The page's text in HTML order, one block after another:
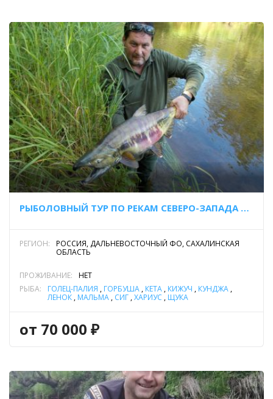
РЫБОЛОВНЫЙ ТУР ПО РЕКАМ СЕВЕРО-ЗАПАДА САХАЛИНА.
РЕГИОН:
РОССИЯ, ДАЛЬНЕВОСТОЧНЫЙ ФО, САХАЛИНСКАЯ
ОБЛАСТЬ
ПРОЖИВАНИЕ:
НЕТ
РЫБА:
ГОЛЕЦ-ПАЛИЯ , ГОРБУША , КЕТА , КИЖУЧ , КУНДЖА ,
ЛЕНОК , МАЛЬМА , СИГ ,ХАРИУС , ЩУКА
от 70 000 ₽